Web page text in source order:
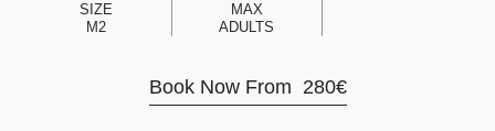
SIZE
M2
MAX
ADULTS
Book Now From 280€